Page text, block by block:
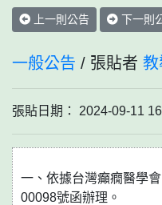
上一則公告 下一則
一般公告 / 張貼者 教
張貼日期： 2024-09-11
一、依據台灣癲癇醫學
00098號函辦理。